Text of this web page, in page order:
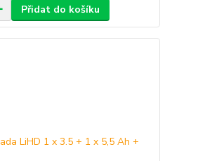
Přidat do košíku